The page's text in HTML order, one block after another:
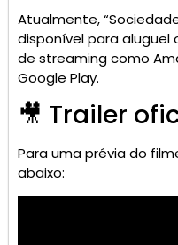
Atualmente,
disponível para
de streaming como
Google Play.
🎥 Trailer
Para uma prévia do
abaixo: